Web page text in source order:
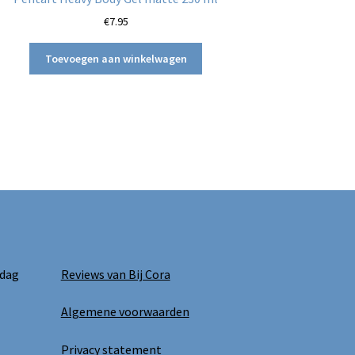
€7.95
Toevoegen aan winkelwagen
Reviews van Bij Cora
Algemene voorwaarden
Privacy statement